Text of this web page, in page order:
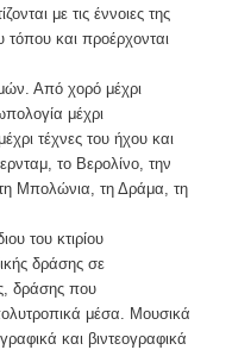
με τις έννοιες της
τόπου και προέρχονται
Από χορό μέχρι
μέχρι
τέχνες του ήχου και
το Βερολίνο, την
τη Μπολώνια, τη Δράμα, τη
του κτιρίου
δράσης σε
δράσης που
μέσα. Μουσικά
και βιντεογραφικά